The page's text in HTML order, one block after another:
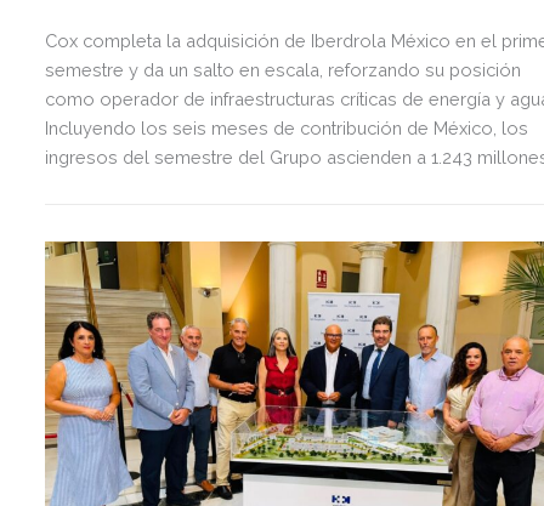
Cox completa la adquisición de Iberdrola México en el
semestre y da un salto en escala, reforzando su posición
como operador de infraestructuras críticas de energía y
Incluyendo los seis meses de contribución de México, los
ingresos del semestre del Grupo ascienden a 1.243